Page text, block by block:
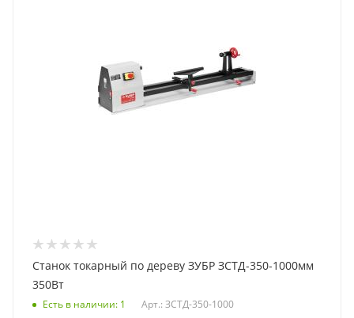
Станок токарный по дереву ЗУБР ЗСТД-350-1000мм
350Вт
Есть в наличии: 1 Арт.: ЗСТД-350-1000